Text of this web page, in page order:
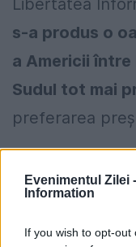
Evenimentul Zilei -
Information
If you wish to opt-
s-a produs o
a Americii
Sudul tot mai
preferarea
Cum verifici
Metoda prin